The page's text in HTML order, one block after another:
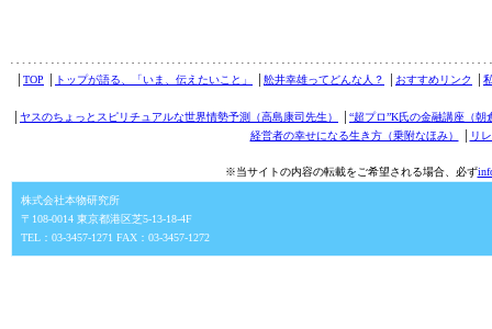
TOP トップが語る、「いま、伝えたいこと」 舩井幸雄ってどんな人？ おすすめリンク
ヤスのちょっとスピリチュアルな世界情勢予測（高島康司先生）
“超プロ”K氏の金融講座（朝
経営者の幸せになる生き方（乗附なほみ）
リ
※当サイトの内容の転載をご希望される場合、必ず
株式会社本物研究所
〒108-0014 東京都港区芝5-13-18-4F
TEL：03-3457-1271 FAX：03-3457-1272